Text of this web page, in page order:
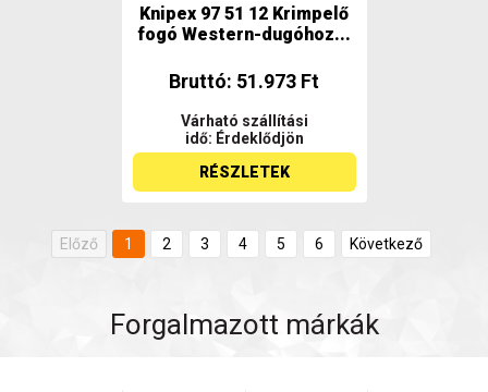
Knipex 97 51 12 Krimpelő
fogó Western-dugóhoz...
Bruttó: 51.973 Ft
Várható szállítási
idő: Érdeklődjön
RÉSZLETEK
Előző 1 2 3 4 5 6 Következő
Forgalmazott márkák